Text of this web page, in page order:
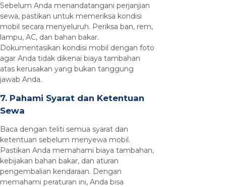
Sebelum Anda menandatangani perjanjian
sewa, pastikan untuk memeriksa kondisi
mobil secara menyeluruh. Periksa ban, rem,
lampu, AC, dan bahan bakar.
Dokumentasikan kondisi mobil dengan foto
agar Anda tidak dikenai biaya tambahan
atas kerusakan yang bukan tanggung
jawab Anda.
7. Pahami Syarat dan Ketentuan
Sewa
Baca dengan teliti semua syarat dan
ketentuan sebelum menyewa mobil.
Pastikan Anda memahami biaya tambahan,
kebijakan bahan bakar, dan aturan
pengembalian kendaraan. Dengan
memahami peraturan ini, Anda bisa